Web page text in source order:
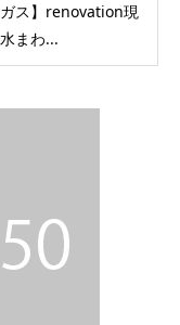
ガス】renovation現
まわ...